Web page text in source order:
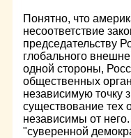
Понятно, что
несоответствие
председательству
глобального
одной стороны,
общественных
независимую точку
существование тех
независимы от
"суверенной